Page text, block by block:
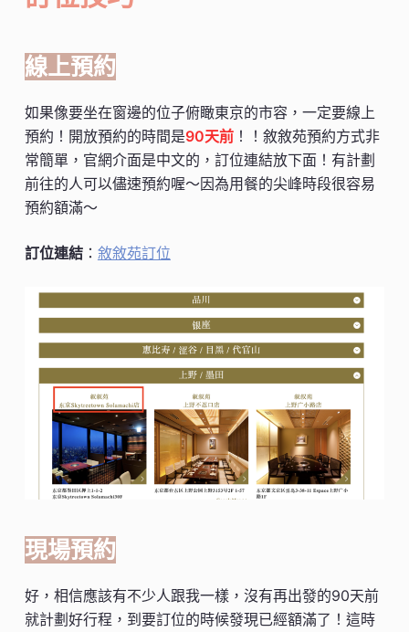
線上預約
如果像要坐在窗邊的位子俯瞰東京的市容，一定要線上
預約！開放預約的時間是90天前！！敘敘苑預約方式非
常簡單，官網介面是中文的，訂位連結放下面！有計劃
前往的人可以儘速預約喔～因為用餐的尖峰時段很容易
預約額滿～
訂位連結： 敘敘苑訂位
現場預約
好，相信應該有不少人跟我一樣，沒有再出發的90天前
就計劃好行程，到要訂位的時候發現已經額滿了！這時